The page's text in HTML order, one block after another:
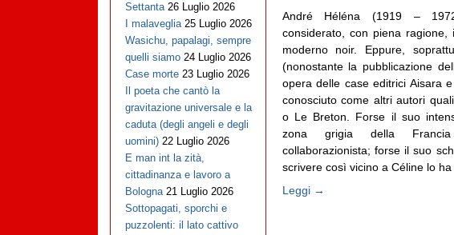
André Héléna (1919 –
considerato, con piena
moderno noir. Eppure,
(nonostante la pubblicazione
opera delle case editrici Aisara
conosciuto come altri autori
o Le Breton. Forse il suo
zona grigia della
collaborazionista; forse il suo
scrivere così vicino a Céline lo
Leggi →
Settanta 26 Luglio 2026
I malaveglia 25 Luglio 2026
Wasichu, papalagi, sempre
quelli siamo 24 Luglio 2026
Case morte 23 Luglio 2026
Il poeta che cantò la
gravitazione universale e la
caduta (degli angeli e degli
uomini) 22 Luglio 2026
E man int la zità,
cittadinanza e lavoro a
Bologna 21 Luglio 2026
Sottopagati, sporchi e
puzzolenti: il lato cattivo